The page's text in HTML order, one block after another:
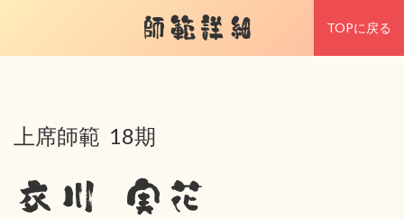
師範詳細 TOPに戻る
上席師範 18期
衣川 実花